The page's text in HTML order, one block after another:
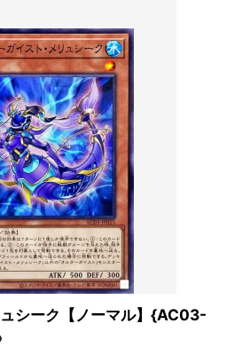
シーク【ノーマル】{AC03-